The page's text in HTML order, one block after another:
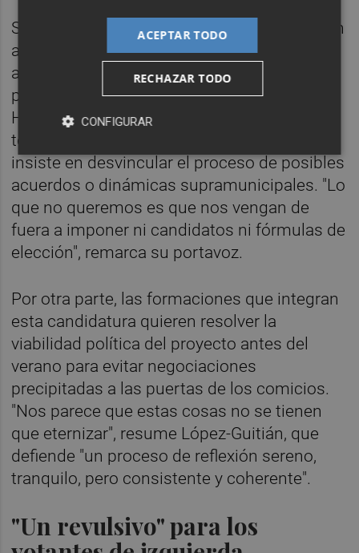
Sobre el mecanismo concreto, López-Guitián
apunta que todavía no está cerrado, aunque
anticipa una fórmula similar a unas
primarias: "Serán una especie de primarias.
Hay varios tipos, por lo tanto no sabemos
todavía cuál". En ese sentido, el colectivo
insiste en desvincular el proceso de posibles
acuerdos o dinámicas supramunicipales. "Lo
que no queremos es que nos vengan de
fuera a imponer ni candidatos ni fórmulas de
elección", remarca su portavoz.
Por otra parte, las formaciones que integran
esta candidatura quieren resolver la
viabilidad política del proyecto antes del
verano para evitar negociaciones
precipitadas a las puertas de los comicios.
"Nos parece que estas cosas no se tienen
que eternizar", resume López-Guitián, que
defiende "un proceso de reflexión sereno,
tranquilo, pero consistente y coherente".
"Un revulsivo" para los
ACEPTAR TODO
RECHAZAR TODO
CONFIGURAR